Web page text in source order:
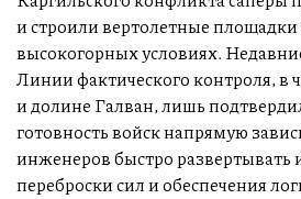
и строили вертолетные
высокогорных условиях.
Линии фактического контроля, в
и долине Галван, лишь
готовность войск напрямую
инженеров быстро развертывать
переброски сил и обеспечения